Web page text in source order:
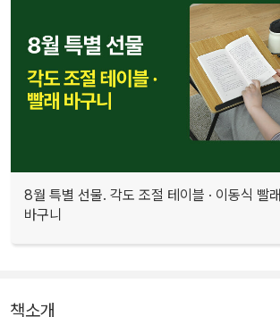
8월 특별 선물. 각도 조절 테이블 · 이동식 빨래
바구니
책소개